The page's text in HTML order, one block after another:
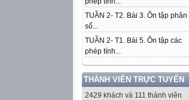
TUẦN 2- T2. Bài 3. Ôn tập phân
số...
TUẦN 2- T1. Bài 5. Ôn tập các
phép tính...
THÀNH VIÊN TRỰC TUYẾN
2429 khách và 111 thành viên